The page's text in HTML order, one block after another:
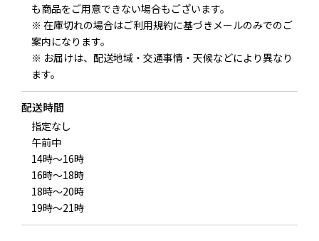
も商品をご用意できない場合もございます。
※ 在庫切れの場合はご利用規約に基づきメールのみでのご
案内になります。
※ お届けは、配送地域・交通事情・天候などにより異なり
ます。
配送時間
指定なし
午前中
14時～16時
16時～18時
18時～20時
19時～21時